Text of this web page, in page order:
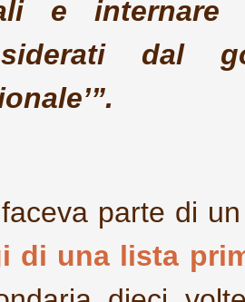
e internare
dal
parte di
di una lista